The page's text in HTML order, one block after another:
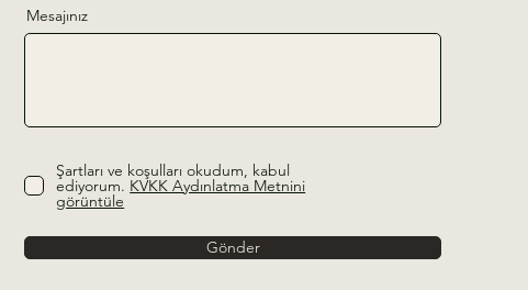
Mesajınız
Şartları ve koşulları okudum, kabul
ediyorum. KVKK Aydınlatma Metnini
görüntüle
Gönder